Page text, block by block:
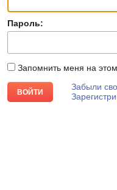
Пароль:
Запомнить меня на
Забыли